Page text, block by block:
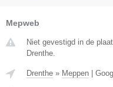
Mepweb
Niet gevestigd in de
Drenthe.
Drenthe » Meppen